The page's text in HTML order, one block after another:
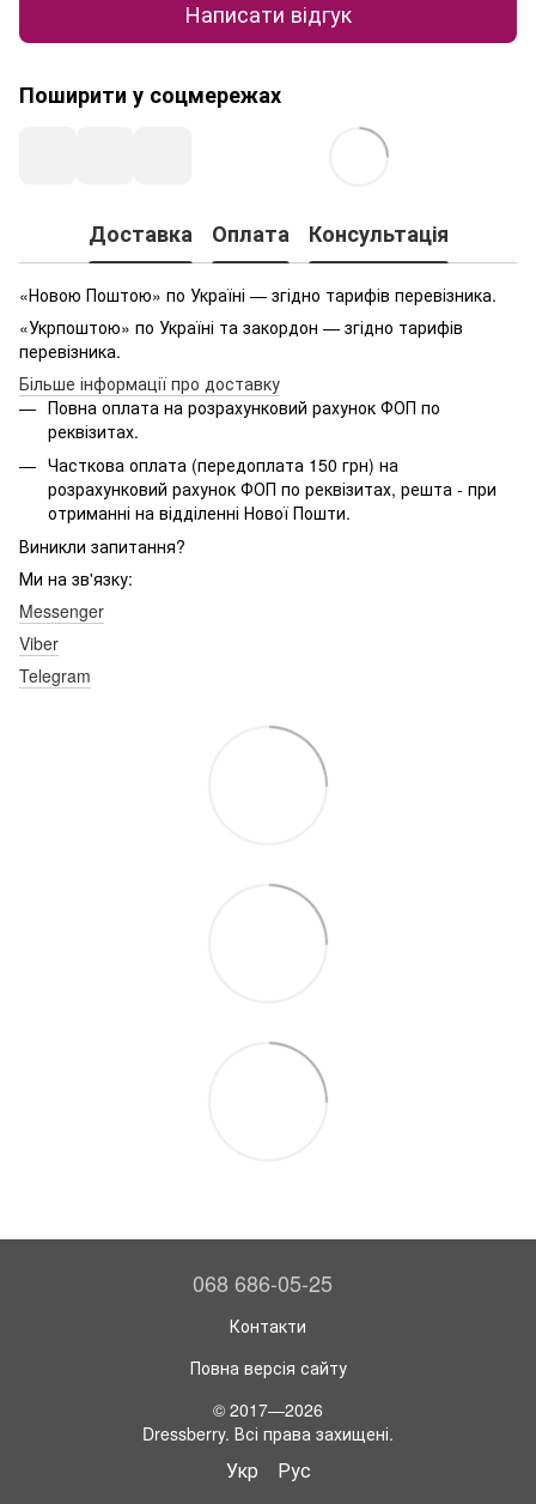
Написати відгук
Поширити у соцмережах
Доставка Оплата Консультація
«Новою Поштою» по Україні — згідно тарифів перевізника.
«Укрпоштою» по Україні та закордон — згідно тарифів
перевізника.
Більше інформації про доставку
Повна оплата на розрахунковий рахунок ФОП по
реквізитах.
Часткова оплата (передоплата 150 грн) на
розрахунковий рахунок ФОП по реквізитах, решта - при
отриманні на відділенні Нової Пошти.
Виникли запитання?
Ми на зв'язку:
Messenger
Viber
Telegram
068 686-05-25
Контакти
Повна версія сайту
© 2017—2026
Dressberry. Всі права захищені.
Укр Рус